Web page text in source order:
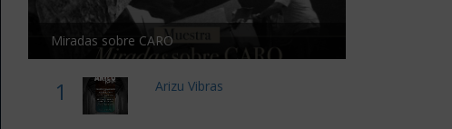
Miradas sobre CARO
1 Arizu Vibras